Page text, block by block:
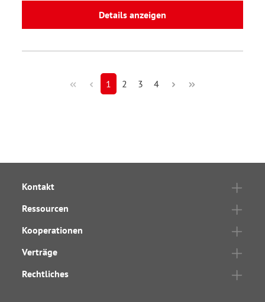
Details anzeigen
1 2 3 4
Kontakt
Ressourcen
Kooperationen
Verträge
Rechtliches